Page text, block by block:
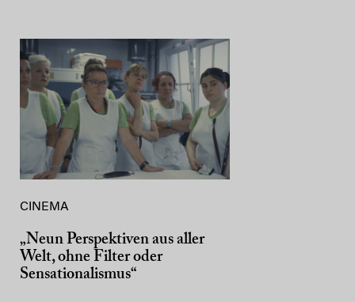
CINEMA
„Neun Perspektiven aus aller
Welt, ohne Filter oder
Sensationalismus“